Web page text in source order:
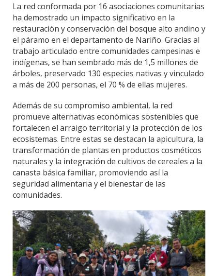
La red conformada por 16 asociaciones comunitarias
ha demostrado un impacto significativo en la
restauración y conservación del bosque alto andino y
el páramo en el departamento de Nariño. Gracias al
trabajo articulado entre comunidades campesinas e
indígenas, se han sembrado más de 1,5 millones de
árboles, preservado 130 especies nativas y vinculado
a más de 200 personas, el 70 % de ellas mujeres.
Además de su compromiso ambiental, la red
promueve alternativas económicas sostenibles que
fortalecen el arraigo territorial y la protección de los
ecosistemas. Entre estas se destacan la apicultura, la
transformación de plantas en productos cosméticos
naturales y la integración de cultivos de cereales a la
canasta básica familiar, promoviendo así la
seguridad alimentaria y el bienestar de las
comunidades.